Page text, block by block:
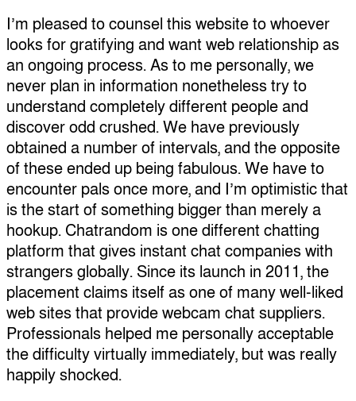
I’m pleased to counsel this website to whoever
looks for gratifying and want web relationship as
an ongoing process. As to me personally, we
never plan in information nonetheless try to
understand completely different people and
discover odd crushed. We have previously
obtained a number of intervals, and the opposite
of these ended up being fabulous. We have to
encounter pals once more, and I’m optimistic that
is the start of something bigger than merely a
hookup. Chatrandom is one different chatting
platform that gives instant chat companies with
strangers globally. Since its launch in 2011, the
placement claims itself as one of many well-liked
web sites that provide webcam chat suppliers.
Professionals helped me personally acceptable
the difficulty virtually immediately, but was really
happily shocked.